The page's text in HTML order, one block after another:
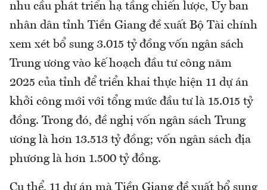
nhu cầu phát triển hạ tầng chiến lược, Ủy ban
nhân dân tỉnh Tiền Giang đề xuất Bộ Tài chính
xem xét bổ sung 3.015 tỷ đồng vốn ngân sách
Trung ương vào kế hoạch đầu tư công năm
2025 của tỉnh để triển khai thực hiện 11 dự án
khởi công mới với tổng mức đầu tư là 15.015 tỷ
đồng. Trong đó, đề nghị vốn ngân sách Trung
ương là hơn 13.513 tỷ đồng; vốn ngân sách địa
phương là hơn 1.500 tỷ đồng.